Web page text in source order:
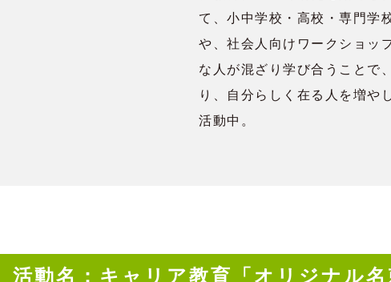
て、小中学校・高校・専門学
や、社会人向けワークショッ
な人が混ざり学び合うことで
り、自分らしく在る人を増や
活動中。
活動名：キャリア教育「オリジナル名